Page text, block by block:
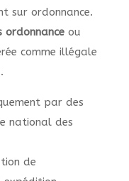
sur ordonnance.
ordonnanceou
comme illégale
par des
national des
de